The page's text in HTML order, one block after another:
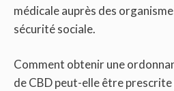
médicale auprès des
sécurité sociale.
Comment obtenir une
de CBD peut-elle être